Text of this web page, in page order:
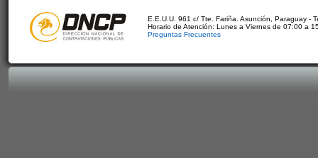
E.E.U.U. 961 c/ Tte. Fariña. Asunción, Paraguay -
Horario de Atención: Lunes a Viernes de 07:00 a
Preguntas Frecuentes